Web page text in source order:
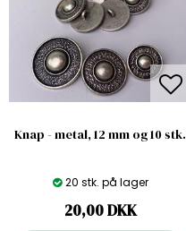
Knap - metal, 12 mm og 10 stk.
20 stk. på lager
20,00DKK